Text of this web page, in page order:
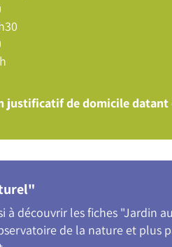
justificatif de domicile datant
à découvrir les fiches "Jardin
de la nature et plus